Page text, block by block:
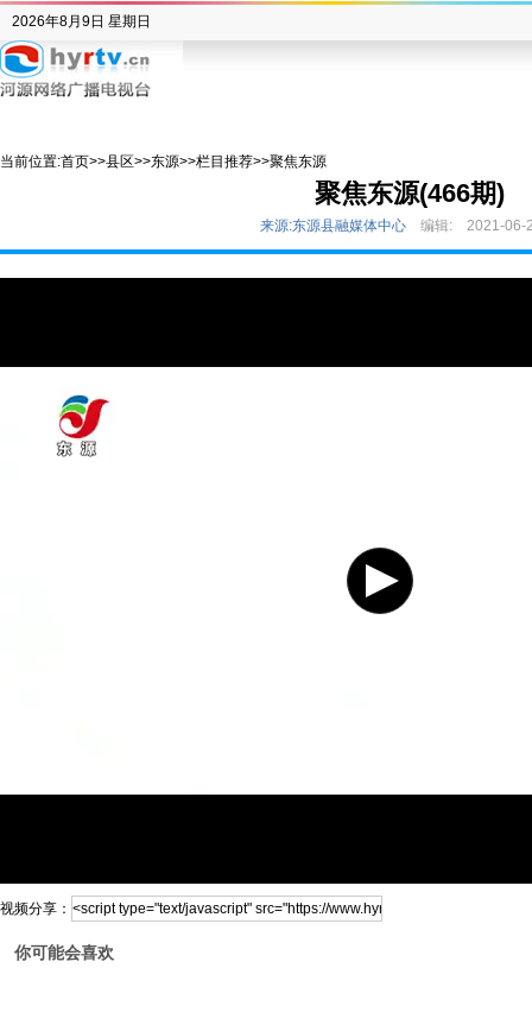
2026年8月9日 星期日
当前位置:首页>>县区>>东源>>栏目推荐>>聚焦东源
聚焦东源(466期)
来源:东源县融媒体中心 编辑: 2021-06-
视频分享：
你可能会喜欢